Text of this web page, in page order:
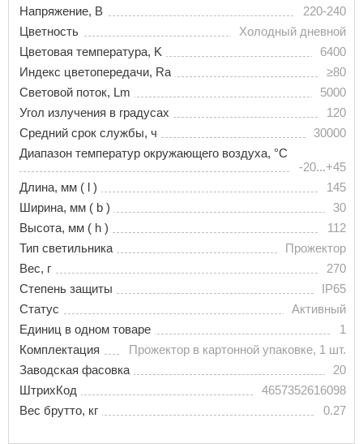
Напряжение, В
220-240
Цветность
Холодный дневной
Цветовая температура, K
6400
Индекс цветопередачи, Ra
≥80
Световой поток, Lm
5000
Угол излучения в градусах
120
Средний срок службы, ч
30000
Диапазон температур окружающего воздуха, °С
-20...+45
Длина, мм ( l )
145
Ширина, мм ( b )
30
Высота, мм ( h )
112
Тип светильника
Прожектор
Вес, г
270
Степень защиты
IP65
Статус
Активный
Единиц в одном товаре
1
Комплектация
Прожектор в картонной упаковке, 1 шт.
Заводская фасовка
20
ШтрихКод
4657352616098
Вес брутто, кг
0.27